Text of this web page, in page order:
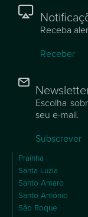
Receba
Receber
Escolha
seu e-mail.
Subscrever
Praínha
Santa Luzia
Santo Amaro
Santo António
São Roque